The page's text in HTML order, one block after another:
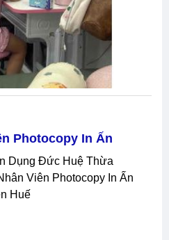
NHÀ Tại Phú Nhuận Hồ